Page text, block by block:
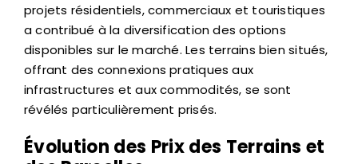
projets résidentiels, commerciaux et touristiques
a contribué à la diversification des options
disponibles sur le marché. Les terrains bien situés,
offrant des connexions pratiques aux
infrastructures et aux commodités, se sont
révélés particulièrement prisés.
Évolution des Prix des Terrains et